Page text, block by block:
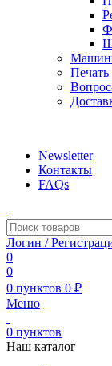
Печать
Newsletter
Контакты
FAQs
Логин /
0
0
0 пунктов 0 ₽
Меню
0 пунктов
Наш каталог